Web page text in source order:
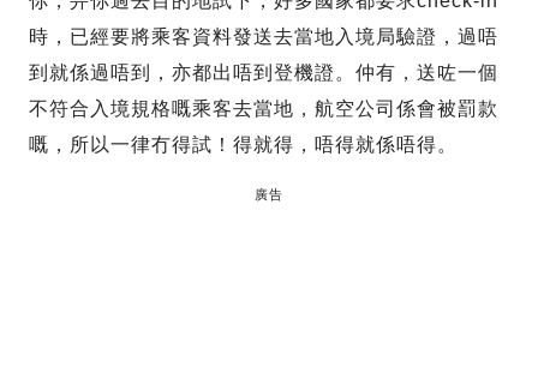
時，已經要將乘客資料發送去當地入境局驗證，過唔
到就係過唔到，亦都出唔到登機證。仲有，送咗一個
不符合入境規格嘅乘客去當地，航空公司係會被罰款
嘅，所以一律冇得試！得就得，唔得就係唔得。
廣告